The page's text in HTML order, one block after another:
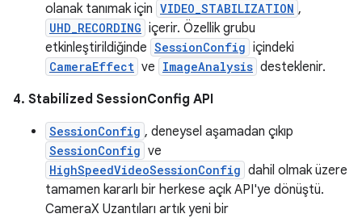
olanak tanımak için VIDEO_STABILIZATION ,
UHD_RECORDING içerir. Özellik grubu
etkinleştirildiğinde SessionConfig içindeki
CameraEffect ve ImageAnalysis desteklenir.
4. Stabilized SessionConfig API
SessionConfig , deneysel aşamadan çıkıp
SessionConfig ve
HighSpeedVideoSessionConfig dahil olmak üzere
tamamen kararlı bir herkese açık API'ye dönüştü.
CameraX Uzantıları artık yeni bir